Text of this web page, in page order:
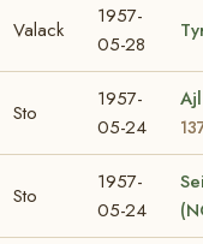
Valack
1957-
05-28
Sto
1957-
05-24
Sto
1957-
05-24